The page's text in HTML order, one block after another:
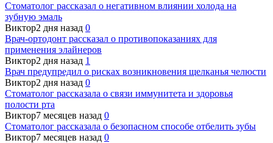
Стоматолог рассказал о негативном влиянии холода на
зубную эмаль
Виктор2 дня назад 0
Врач-ортодонт рассказал о противопоказаниях для
применения элайнеров
Виктор2 дня назад 1
Врач предупредил о рисках возникновения щелканья челюсти
Виктор2 дня назад 0
Стоматолог рассказала о связи иммунитета и здоровья
полости рта
Виктор7 месяцев назад 0
Стоматолог рассказала о безопасном способе отбелить зубы
Виктор7 месяцев назад 0